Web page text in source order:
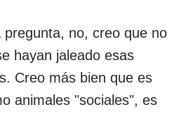
pregunta, no, creo que no
hayan jaleado esas
Creo más bien que es
animales "sociales", es